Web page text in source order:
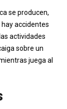
se producen,
accidentes
actividades
sobre un
juega al